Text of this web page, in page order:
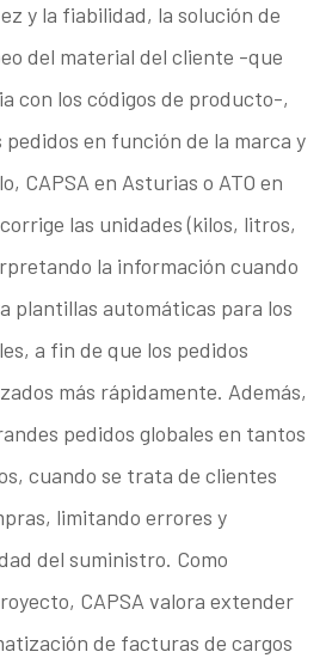
y la fiabilidad, la solución de
del material del cliente -que
con los códigos de producto-,
en función de la marca y
CAPSA en Asturias o ATO en
las unidades (kilos, litros,
la información cuando
plantillas automáticas para los
a fin de que los pedidos
más rápidamente. Además,
pedidos globales en tantos
cuando se trata de clientes
limitando errores y
del suministro. Como
CAPSA valora extender
de facturas de cargos